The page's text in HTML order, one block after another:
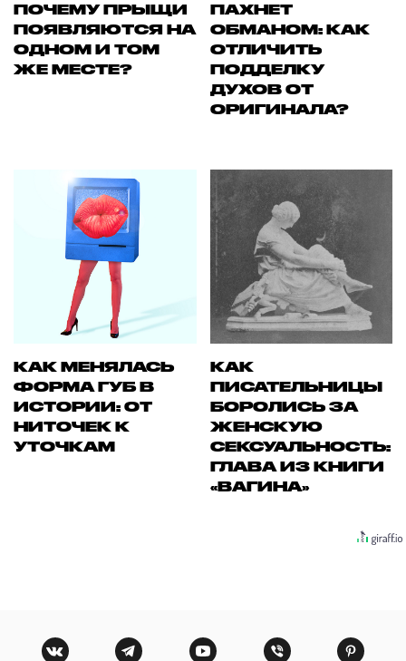
ПОЧЕМУ ПРЫЩИ
ПОЯВЛЯЮТСЯ НА
ОДНОМ И ТОМ
ЖЕ МЕСТЕ?
ПАХНЕТ
ОБМАНОМ: КАК
ОТЛИЧИТЬ
ПОДДЕЛКУ
ДУХОВ ОТ
ОРИГИНАЛА?
КАК МЕНЯЛАСЬ
ФОРМА ГУБ В
ИСТОРИИ: ОТ
НИТОЧЕК К
УТОЧКАМ
КАК
ПИСАТЕЛЬНИЦЫ
БОРОЛИСЬ ЗА
ЖЕНСКУЮ
СЕКСУАЛЬНОСТЬ:
ГЛАВА ИЗ КНИГИ
«ВАГИНА»